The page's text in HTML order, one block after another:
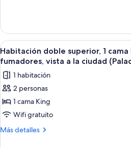
no
fumadores
(Dome)
Confort,
camas
individuales,
no
fumadores
(Dome)
Abrir
todas
las
fotos
de
Habitación
doble
superior,
1
Habitación doble superior, 1 cama
fumadores, vista a la ciudad
1 habitación
2 personas
1 cama King
Wifi gratuito
Más detalles
Más